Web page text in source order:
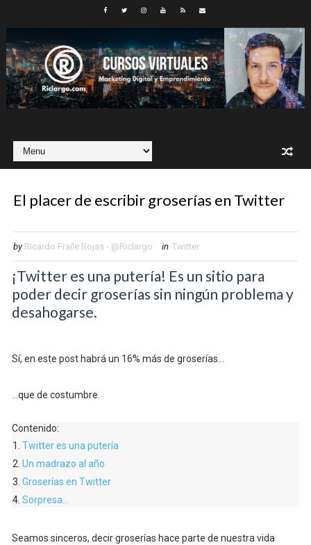
El placer de escribir groserías en Twitter
by Ricardo Fraile Rojas - @Riclargo in Twitter
¡Twitter es una putería! Es un sitio para
poder decir groserías sin ningún problema y
desahogarse.
Sí, en este post habrá un 16% más de groserías...
...que de costumbre.
Contenido:
Twitter es una putería
Un madrazo al año
Groserías en Twitter
Sorpresa...
Seamos sinceros, decir groserías hace parte de nuestra vida